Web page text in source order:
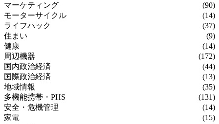
マーケティング
(90)
モーターサイクル
(14)
ライフハック
(37)
住まい
(9)
健康
(14)
周辺機器
(172)
国内政治経済
(44)
国際政治経済
(13)
地域情報
(35)
多機能携帯・PHS
(131)
安全・危機管理
(14)
家電
(15)